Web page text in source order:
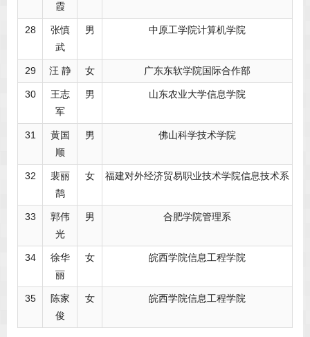
霞
28
张慎
武
男 中原工学院计算机学院
29 汪 静 女 广东东软学院国际合作部
30
王志
军
男 山东农业大学信息学院
31
黄国
顺
男 佛山科学技术学院
32
裴丽
鹊
女 福建对外经济贸易职业技术学院信息技术系
33
郭伟
光
男 合肥学院管理系
34
徐华
丽
女 皖西学院信息工程学院
35
陈家
俊
女 皖西学院信息工程学院